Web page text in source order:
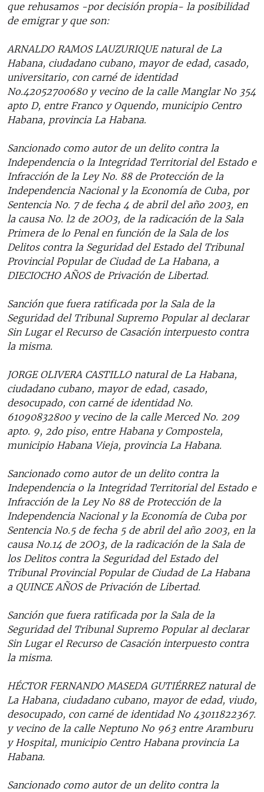
que rehusamos -por decisión propia- la posibilidad
de emigrar y que son:
ARNALDO RAMOS LAUZURIQUE natural de La
Habana, ciudadano cubano, mayor de edad, casado,
universitario, con carné de identidad
No.42052700680 y vecino de la calle Manglar No 354
apto D, entre Franco y Oquendo, municipio Centro
Habana, provincia La Habana.
Sancionado como autor de un delito contra la
Independencia o la Integridad Territorial del Estado e
Infracción de la Ley No. 88 de Protección de la
Independencia Nacional y la Economía de Cuba, por
Sentencia No. 7 de fecha 4 de abril del año 2003, en
la causa No. l2 de 2OO3, de la radicación de la Sala
Primera de lo Penal en función de la Sala de los
Delitos contra la Seguridad del Estado del Tribunal
Provincial Popular de Ciudad de La Habana, a
DIECIOCHO AÑOS de Privación de Libertad.
Sanción que fuera ratificada por la Sala de la
Seguridad del Tribunal Supremo Popular al declarar
Sin Lugar el Recurso de Casación interpuesto contra
la misma.
JORGE OLIVERA CASTILLO natural de La Habana,
ciudadano cubano, mayor de edad, casado,
desocupado, con carné de identidad No.
61090832800 y vecino de la calle Merced No. 209
apto. 9, 2do piso, entre Habana y Compostela,
municipio Habana Vieja, provincia La Habana.
Sancionado como autor de un delito contra la
Independencia o la Integridad Territorial del Estado e
Infracción de la Ley No 88 de Protección de la
Independencia Nacional y la Economía de Cuba por
Sentencia No.5 de fecha 5 de abril del año 2003, en la
causa No.14 de 2OO3, de la radicación de la Sala de
los Delitos contra la Seguridad del Estado del
Tribunal Provincial Popular de Ciudad de La Habana
a QUINCE AÑOS de Privación de Libertad.
Sanción que fuera ratificada por la Sala de la
Seguridad del Tribunal Supremo Popular al declarar
Sin Lugar el Recurso de Casación interpuesto contra
la misma.
HÉCTOR FERNANDO MASEDA GUTIÉRREZ natural de
La Habana, ciudadano cubano, mayor de edad, viudo,
desocupado, con carné de identidad No 43011822367.
y vecino de la calle Neptuno No 963 entre Aramburu
y Hospital, municipio Centro Habana provincia La
Habana.
Sancionado como autor de un delito contra la